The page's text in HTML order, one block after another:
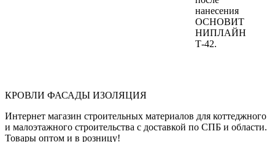
нанесения
ОСНОВИТ
НИПЛАЙН
Т-42.
КРОВЛИ ФАСАДЫ ИЗОЛЯЦИЯ
Интернет магазин строительных материалов для коттеджного
и малоэтажного строительства с доставкой по СПБ и области.
Товары оптом и в розницу!